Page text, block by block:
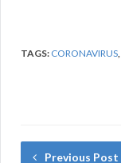
TAGS: CORONAVIRUS,
Previous Post